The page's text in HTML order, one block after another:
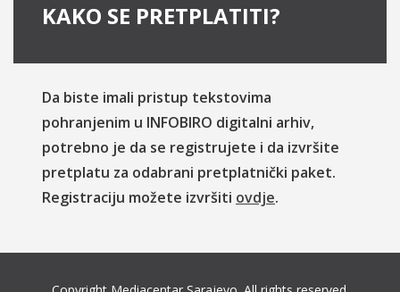
KAKO SE PRETPLATITI?
Da biste imali pristup tekstovima
pohranjenim u INFOBIRO digitalni arhiv,
potrebno je da se registrujete i da izvršite
pretplatu za odabrani pretplatnički paket.
Registraciju možete izvršiti ovdje.